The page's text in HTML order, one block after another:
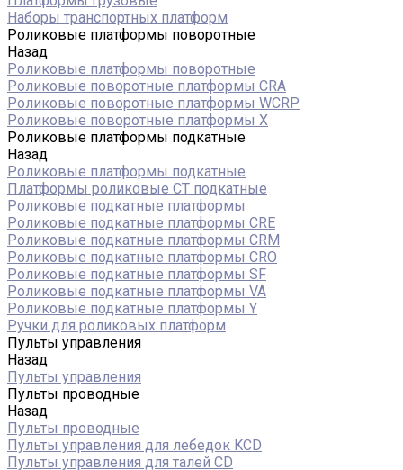
Наборы транспортных платформ
Роликовые платформы поворотные
Назад
Роликовые платформы поворотные
Роликовые поворотные платформы CRA
Роликовые поворотные платформы WCRP
Роликовые поворотные платформы X
Роликовые платформы подкатные
Назад
Роликовые платформы подкатные
Платформы роликовые СТ подкатные
Роликовые подкатные платформы
Роликовые подкатные платформы CRE
Роликовые подкатные платформы CRM
Роликовые подкатные платформы CRO
Роликовые подкатные платформы SF
Роликовые подкатные платформы VA
Роликовые подкатные платформы Y
Ручки для роликовых платформ
Пульты управления
Назад
Пульты управления
Пульты проводные
Назад
Пульты проводные
Пульты управления для лебедок KCD
Пульты управления для талей CD